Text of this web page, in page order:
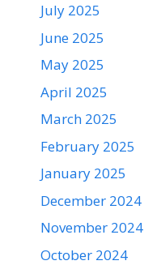
July 2025
June 2025
May 2025
April 2025
March 2025
February 2025
January 2025
December 2024
November 2024
October 2024